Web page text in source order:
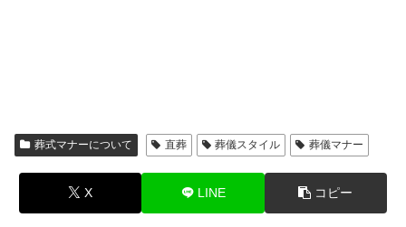
葬式マナーについて 直葬 葬儀スタイル 葬儀マナー
X LINE コピー